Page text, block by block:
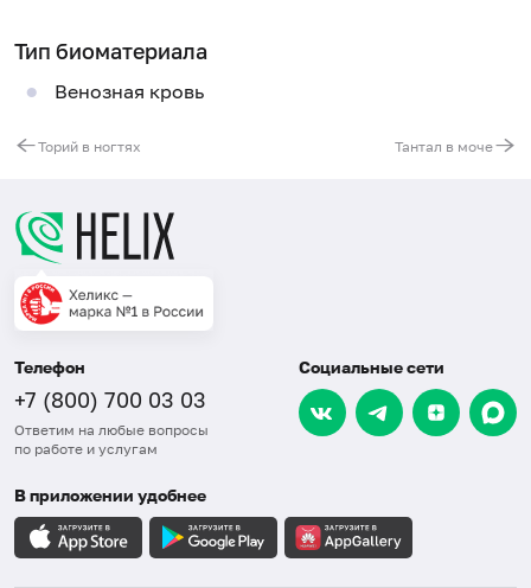
Тип биоматериала
Венозная кровь
Торий в ногтях Тантал в моче
Телефон
+7 (800) 700 03 03
Ответим на любые вопросы
по работе и услугам
Социальные сети
В приложении удобнее